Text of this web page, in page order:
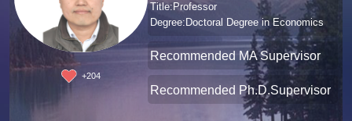
+204
Title:Professor
Degree:Doctoral Degree in Economics
Recommended MA Supervisor
Recommended Ph.D.Supervisor